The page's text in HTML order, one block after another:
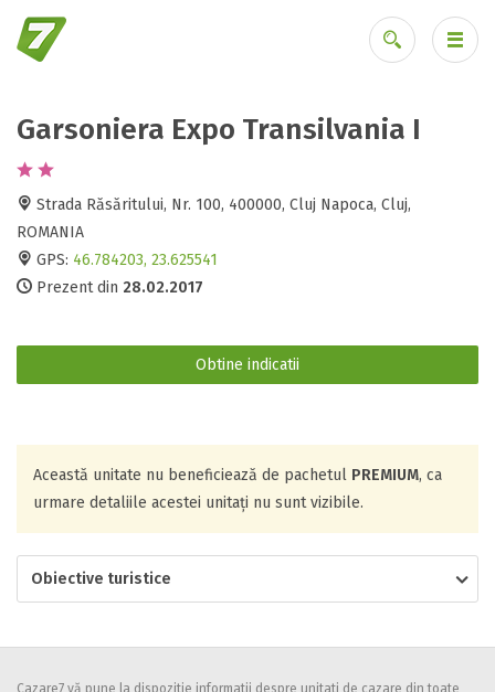
Ai uitat parola?
Garsoniera Expo Transilvania I
Strada Răsăritului, Nr. 100, 400000, Cluj Napoca, Cluj,
ROMANIA
GPS: 46.784203, 23.625541
Prezent din 28.02.2017
Obtine indicatii
Această unitate nu beneficiează de pachetul PREMIUM, ca
urmare detaliile acestei unitați nu sunt vizibile.
Obiective turistice
Cazare7 vă pune la dispozitie informatii despre unitati de cazare din toate